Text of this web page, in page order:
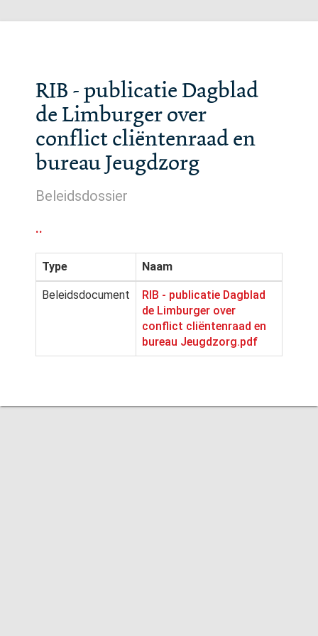
RIB - publicatie Dagblad
de Limburger over
conflict cliëntenraad en
bureau Jeugdzorg
Beleidsdossier
..
Type Naam
Beleidsdocument
RIB - publicatie Dagblad
de Limburger over
conflict cliëntenraad en
bureau Jeugdzorg.pdf